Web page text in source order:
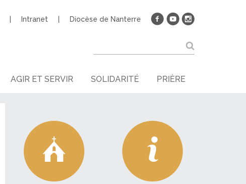
Intranet Diocèse de Nanterre
AGIR ET SERVIR SOLIDARITÉ PRIÈRE